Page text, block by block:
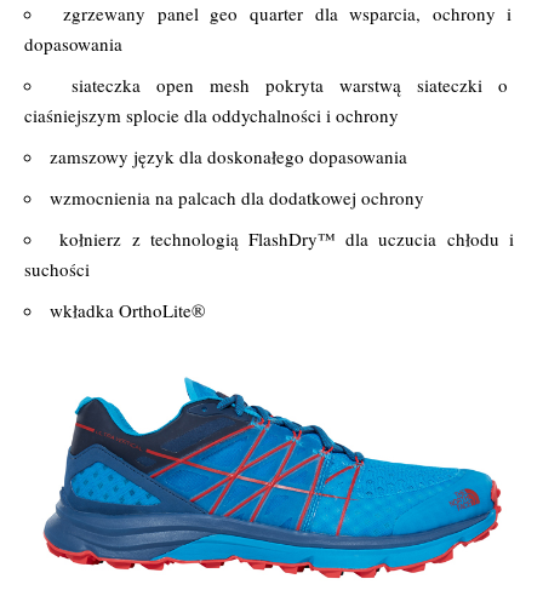
zgrzewany panel geo quarter dla wsparcia, ochrony i
dopasowania
siateczka open mesh pokryta warstwą siateczki o
ciaśniejszym splocie dla oddychalności i ochrony
zamszowy język dla doskonałego dopasowania
wzmocnienia na palcach dla dodatkowej ochrony
kołnierz z technologią FlashDry™ dla uczucia chłodu i
suchości
wkładka OrthoLite®